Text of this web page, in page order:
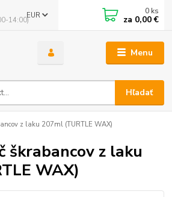
Menu
EUR
Hľadať
14:00)
0 ks
za 0,00 €
z laku 207ml (TURTLE WAX)
škrabancov z laku
WAX)